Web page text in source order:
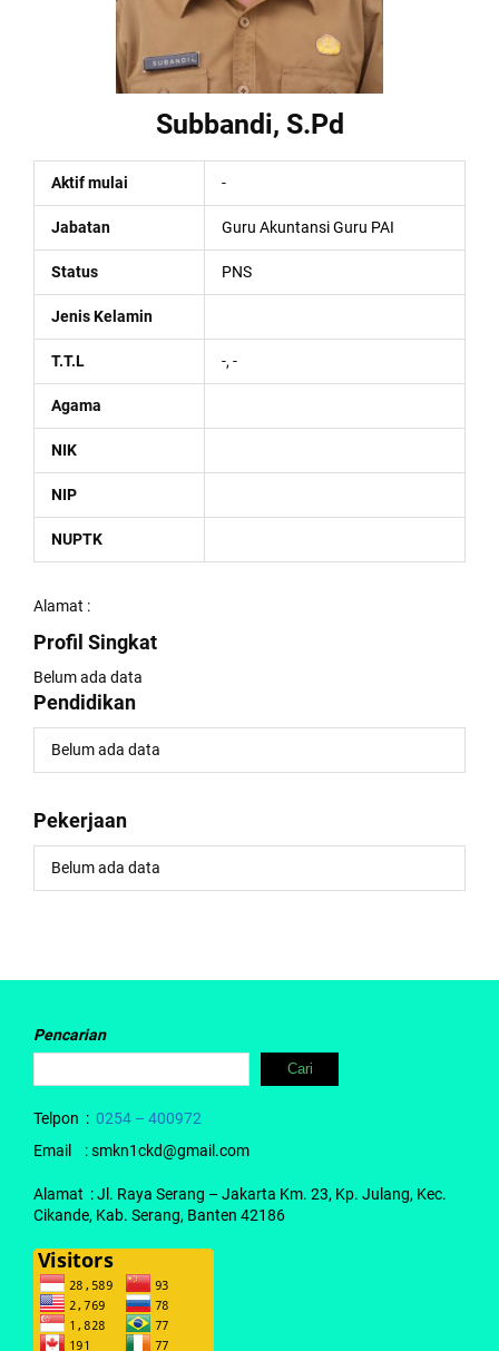
Subbandi, S.Pd
Aktif mulai -
Jabatan Guru AkuntansiGuru PAI
Status PNS
Jenis Kelamin
T.T.L -, -
Agama
NIK
NIP
NUPTK
Alamat :
Profil Singkat
Belum ada data
Pendidikan
Belum ada data
Pekerjaan
Belum ada data
Pencarian
Cari
Telpon : 0254 – 400972
Email : smkn1ckd@gmail.com
Alamat : Jl. Raya Serang – Jakarta Km. 23, Kp. Julang, Kec.
Cikande, Kab. Serang, Banten 42186